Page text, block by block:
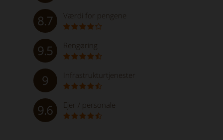
8.7 Værdi for pengene
9.5 Rengøring
9 Infrastrukturtjenester
9.6 Ejer / personale